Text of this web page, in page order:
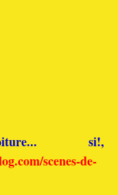
si!,
scenes-de-